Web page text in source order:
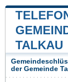
TALKAU
der Gemeinde